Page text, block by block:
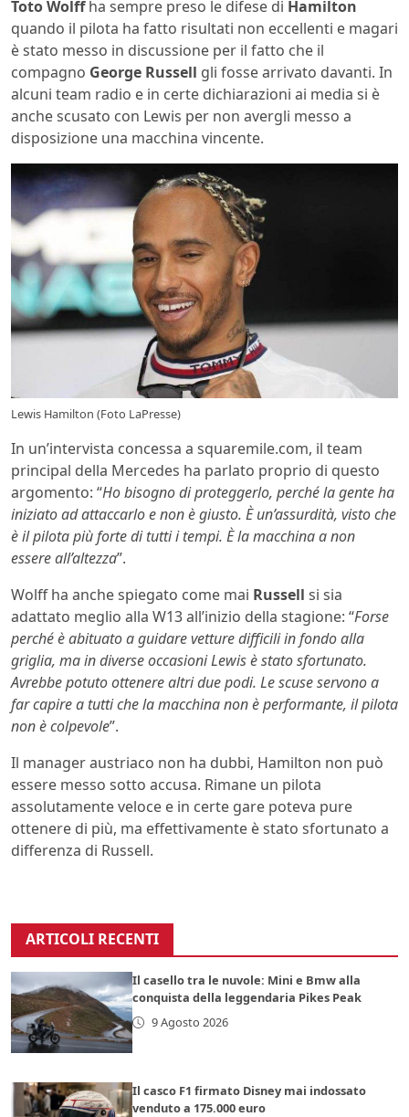
Toto Wolffha sempre preso le difese di Hamilton
quando il pilota ha fatto risultati non eccellenti e magari
è stato messo in discussione per il fatto che il
compagno George Russell gli fosse arrivato davanti. In
alcuni team radio e in certe dichiarazioni ai media si è
anche scusato con Lewis per non avergli messo a
disposizione una macchina vincente.
Lewis Hamilton (Foto LaPresse)
In un’intervista concessa a squaremile.com, il team
principal della Mercedes ha parlato proprio di questo
argomento: “Ho bisogno di proteggerlo, perché la gente ha
iniziato ad attaccarlo e non è giusto. È un’assurdità, visto che
è il pilota più forte di tutti i tempi. È la macchina a non
essere all’altezza”.
Wolff ha anche spiegato come mai Russell si sia
adattato meglio alla W13 all’inizio della stagione: “Forse
perché è abituato a guidare vetture difficili in fondo alla
griglia, ma in diverse occasioni Lewis è stato sfortunato.
Avrebbe potuto ottenere altri due podi. Le scuse servono a
far capire a tutti che la macchina non è performante, il pilota
non è colpevole”.
Il manager austriaco non ha dubbi, Hamilton non può
essere messo sotto accusa. Rimane un pilota
assolutamente veloce e in certe gare poteva pure
ottenere di più, ma effettivamente è stato sfortunato a
differenza di Russell.
ARTICOLI RECENTI
Il casello tra le nuvole: Mini e Bmw alla
conquista della leggendaria Pikes Peak
9 Agosto 2026
Il casco F1 firmato Disney mai indossato
venduto a 175.000 euro